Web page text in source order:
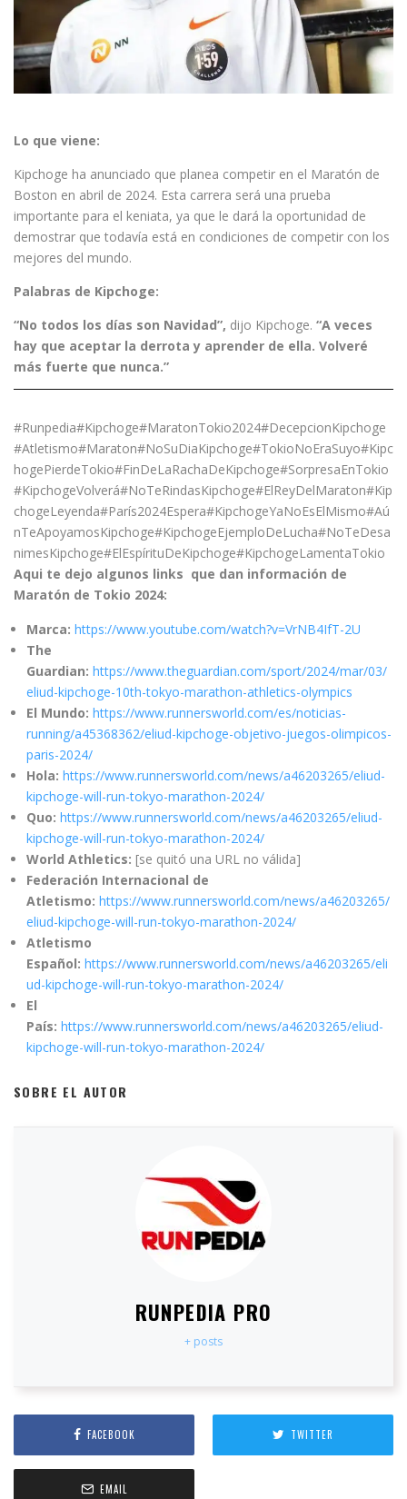
Lo que viene:
Kipchoge ha anunciado que planea competir en el Maratón de
Boston en abril de 2024. Esta carrera será una prueba
importante para el keniata, ya que le dará la oportunidad de
demostrar que todavía está en condiciones de competir con los
mejores del mundo.
Palabras de Kipchoge:
“No todos los días son Navidad”, dijo Kipchoge. “A veces
hay que aceptar la derrota y aprender de ella. Volveré
más fuerte que nunca.”
#Runpedia#Kipchoge#MaratonTokio2024#DecepcionKipchoge
#Atletismo#Maraton#NoSuDiaKipchoge#TokioNoEraSuyo#Kipc
hogePierdeTokio#FinDeLaRachaDeKipchoge#SorpresaEnTokio
#KipchogeVolverá#NoTeRindasKipchoge#ElReyDelMaraton#Kip
chogeLeyenda#París2024Espera#KipchogeYaNoEsElMismo#Aú
nTeApoyamosKipchoge#KipchogeEjemploDeLucha#NoTeDesa
nimesKipchoge#ElEspírituDeKipchoge#KipchogeLamentaTokio
Aqui te dejo algunos links que dan información de
Maratón de Tokio 2024:
Marca: https://www.youtube.com/watch?v=VrNB4IfT-2U
The
Guardian: https://www.theguardian.com/sport/2024/mar/03/
eliud-kipchoge-10th-tokyo-marathon-athletics-olympics
El Mundo: https://www.runnersworld.com/es/noticias-
running/a45368362/eliud-kipchoge-objetivo-juegos-olimpicos-
paris-2024/
Hola: https://www.runnersworld.com/news/a46203265/eliud-
kipchoge-will-run-tokyo-marathon-2024/
Quo: https://www.runnersworld.com/news/a46203265/eliud-
kipchoge-will-run-tokyo-marathon-2024/
World Athletics: [se quitó una URL no válida]
Federación Internacional de
Atletismo: https://www.runnersworld.com/news/a46203265/
eliud-kipchoge-will-run-tokyo-marathon-2024/
Atletismo
Español: https://www.runnersworld.com/news/a46203265/eli
ud-kipchoge-will-run-tokyo-marathon-2024/
El
País: https://www.runnersworld.com/news/a46203265/eliud-
kipchoge-will-run-tokyo-marathon-2024/
SOBRE EL AUTOR
RUNPEDIA PRO
+ posts
FACEBOOK TWITTER
EMAIL